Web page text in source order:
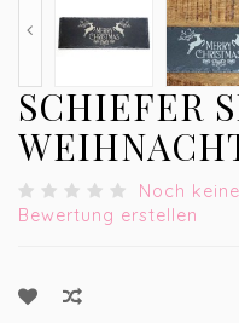
SCHIEFER
Noch
Bewertung erstellen